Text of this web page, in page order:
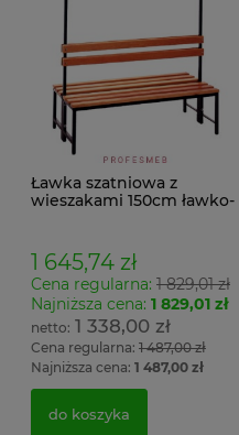
Ławka szatniowa z
wieszakami 150cm ławko-
1 645,74 zł
Cena regularna: 1 829,01 zł
Najniższa cena: 1 829,01 zł
1 338,00 zł
Cena regularna: 1 487,00 zł
Najniższa cena: 1 487,00 zł
do koszyka